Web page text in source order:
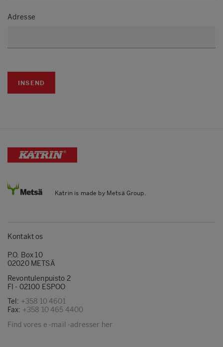
Adresse
INSEND
Katrin is made by Metsä Group.
Kontakt os
P.O. Box 10
02020 METSÄ
Revontulenpuisto 2
FI - 02100 ESPOO
Tel: +358 10 4601
Fax: +358 10 465 4400
Find vores e -mail -adresser her